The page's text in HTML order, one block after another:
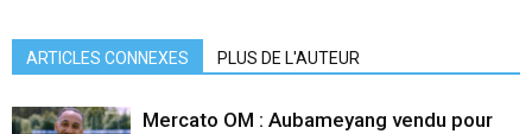
ARTICLES CONNEXES PLUS DE L'AUTEUR
Mercato OM : Aubameyang vendu pour